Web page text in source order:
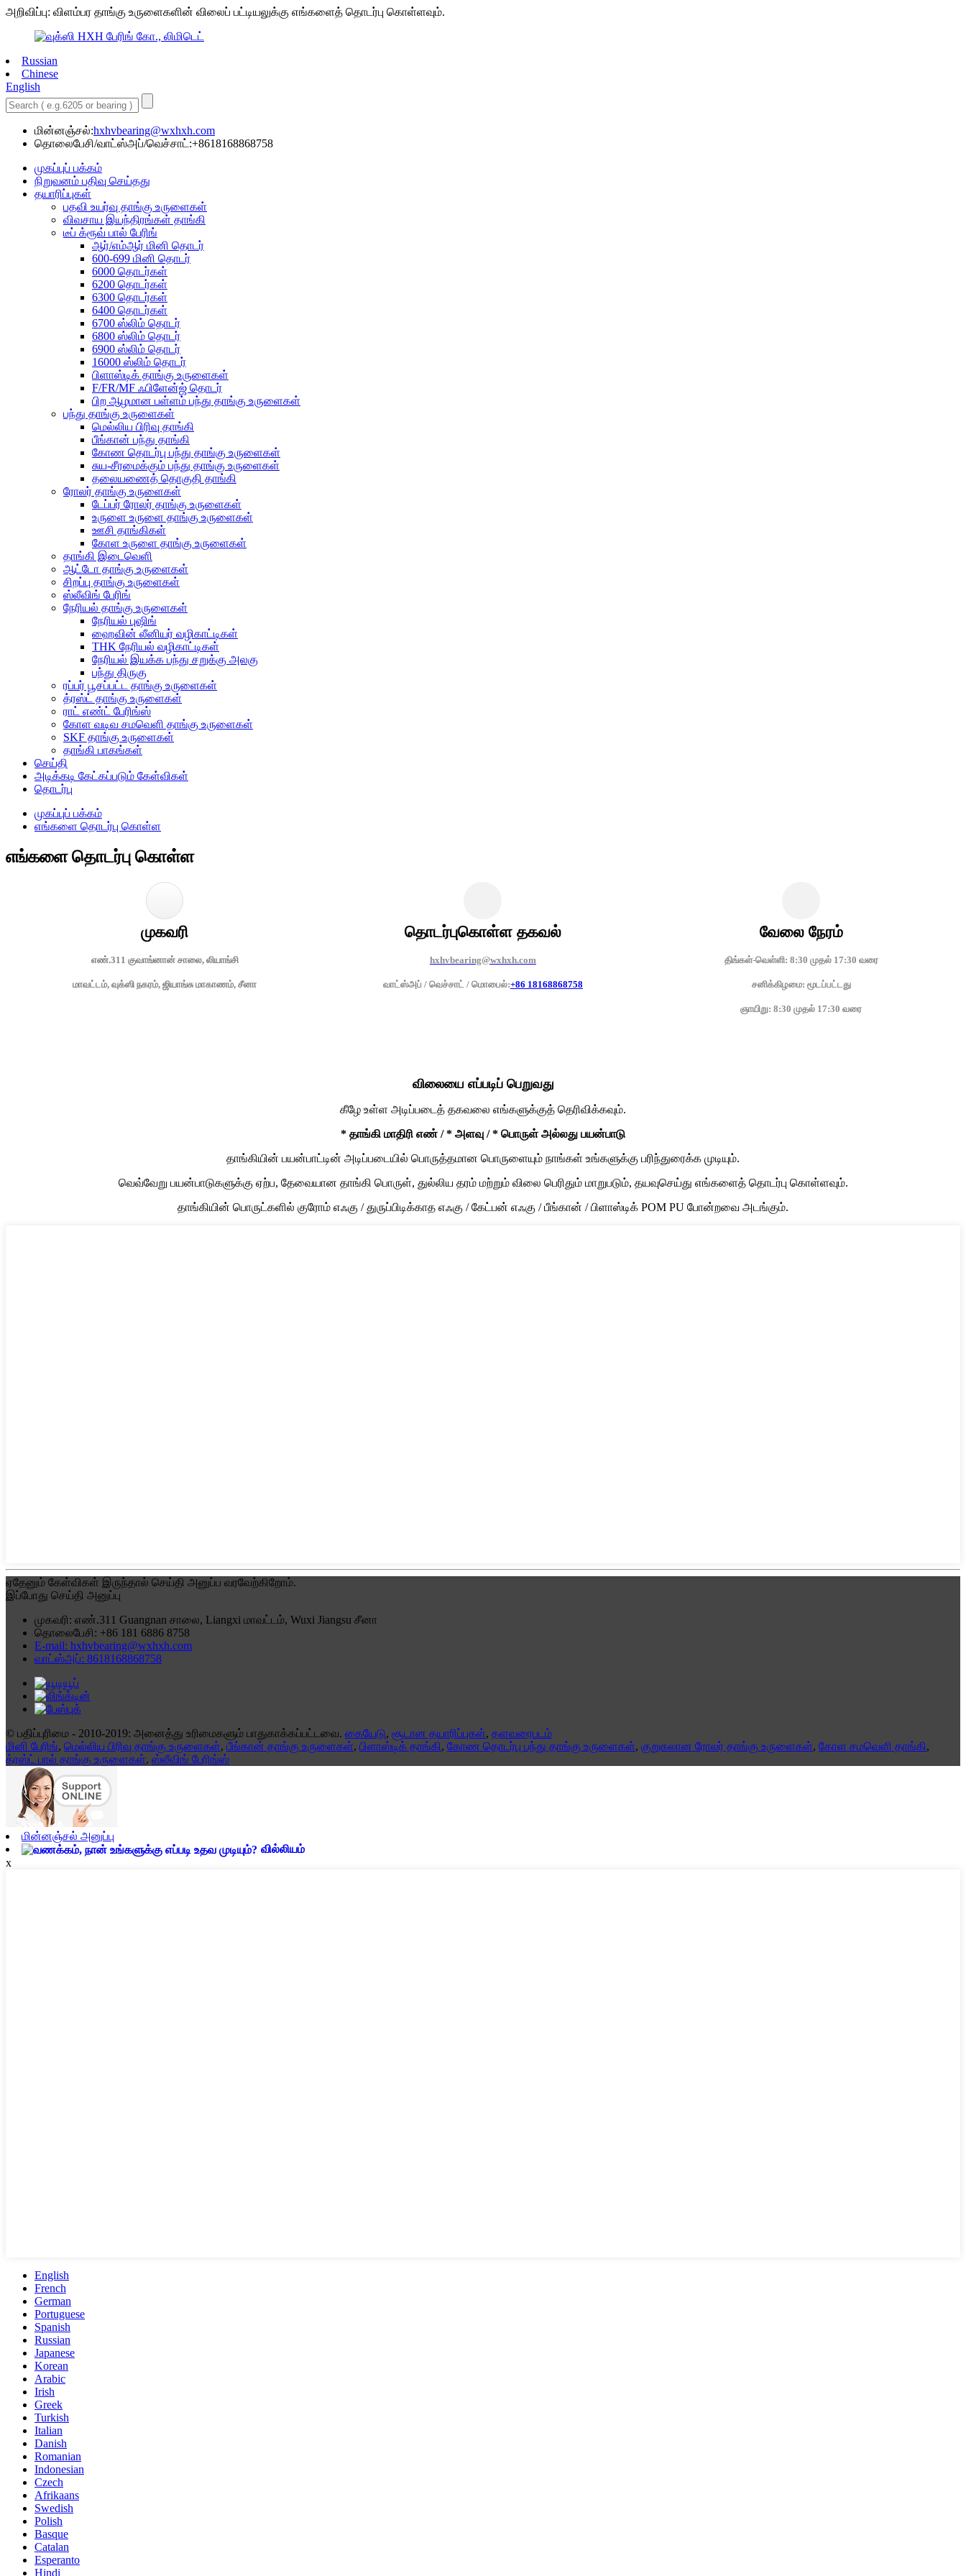
அறிவிப்பு: விளம்பர தாங்கு உருளைகளின் விலைப் பட்டியலுக்கு எங்களைத் தொடர்பு கொள்ளவும்.
Russian
Chinese
English
மின்னஞ்சல்:hxhvbearing@wxhxh.com
தொலைபேசி/வாட்ஸ்அப்/வெச்சாட்:+8618168868758
முகப்புப் பக்கம்
நிறுவனம் பதிவு செய்தது
தயாரிப்புகள்
பதவி உயர்வு தாங்கு உருளைகள்
விவசாய இயந்திரங்கள் தாங்கி
டீப் க்ரூவ் பால் பேரிங்
ஆர்/எம்ஆர் மினி தொடர்
600-699 மினி தொடர்
6000 தொடர்கள்
6200 தொடர்கள்
6300 தொடர்கள்
6400 தொடர்கள்
6700 ஸ்லிம் தொடர்
6800 ஸ்லிம் தொடர்
6900 ஸ்லிம் தொடர்
16000 ஸ்லிம் தொடர்
பிளாஸ்டிக் தாங்கு உருளைகள்
F/FR/MF ஃபிளேன்ஜ் தொடர்
பிற ஆழமான பள்ளம் பந்து தாங்கு உருளைகள்
பந்து தாங்கு உருளைகள்
மெல்லிய பிரிவு தாங்கி
பீங்கான் பந்து தாங்கி
கோண தொடர்பு பந்து தாங்கு உருளைகள்
சுய-சீரமைக்கும் பந்து தாங்கு உருளைகள்
தலையணைத் தொகுதி தாங்கி
ரோலர் தாங்கு உருளைகள்
டேப்பர் ரோலர் தாங்கு உருளைகள்
உருளை உருளை தாங்கு உருளைகள்
ஊசி தாங்கிகள்
கோள உருளை தாங்கு உருளைகள்
தாங்கி இடைவெளி
ஆட்டோ தாங்கு உருளைகள்
சிறப்பு தாங்கு உருளைகள்
ஸ்லீவிங் பேரிங்
நேரியல் தாங்கு உருளைகள்
நேரியல் புஷிங்
ஹைவின் லீனியர் வழிகாட்டிகள்
THK நேரியல் வழிகாட்டிகள்
நேரியல் இயக்க பந்து சறுக்கு அலகு
பந்து திருகு
ரப்பர் பூசப்பட்ட தாங்கு உருளைகள்
த்ரஸ்ட் தாங்கு உருளைகள்
ராட் எண்ட் பேரிங்ஸ்
கோள வடிவ சமவெளி தாங்கு உருளைகள்
SKF தாங்கு உருளைகள்
தாங்கி பாகங்கள்
செய்தி
அடிக்கடி கேட்கப்படும் கேள்விகள்
தொடர்பு
முகப்புப் பக்கம்
எங்களை தொடர்பு கொள்ள
எங்களை தொடர்பு கொள்ள
முகவரி
எண்.311 குவாங்னான் சாலை, லியாங்சி
மாவட்டம், வுக்ஸி நகரம், ஜியாங்சு மாகாணம், சீனா
தொடர்புகொள்ள தகவல்
hxhvbearing@wxhxh.com
வாட்ஸ்அப் / வெச்சாட் / மொபைல்:+86 18168868758
வேலை நேரம்
திங்கள்-வெள்ளி: 8:30 முதல் 17:30 வரை
சனிக்கிழமை: மூடப்பட்டது
ஞாயிறு: 8:30 முதல் 17:30 வரை
விலையை எப்படிப் பெறுவது
கீழே உள்ள அடிப்படைத் தகவலை எங்களுக்குத் தெரிவிக்கவும்.
* தாங்கி மாதிரி எண் / * அளவு / * பொருள் அல்லது பயன்பாடு
தாங்கியின் பயன்பாட்டின் அடிப்படையில் பொருத்தமான பொருளையும் நாங்கள் உங்களுக்கு பரிந்துரைக்க முடியும்.
வெவ்வேறு பயன்பாடுகளுக்கு ஏற்ப, தேவையான தாங்கி பொருள், துல்லிய தரம் மற்றும் விலை பெரிதும் மாறுபடும், தயவுசெய்து எங்களைத் தொடர்பு கொள்ளவும்.
தாங்கியின் பொருட்களில் குரோம் எஃகு / துருப்பிடிக்காத எஃகு / கேட்பன் எஃகு / பீங்கான் / பிளாஸ்டிக் POM PU போன்றவை அடங்கும்.
ஏதேனும் கேள்விகள் இருந்தால் செய்தி அனுப்ப வரவேற்கிறோம்.
இப்போது செய்தி அனுப்பு
முகவரி: எண்.311 Guangnan சாலை, Liangxi மாவட்டம், Wuxi Jiangsu சீனா
தொலைபேசி: +86 181 6886 8758
E-mail: hxhvbearing@wxhxh.com
வாட்ஸ்அப்: 8618168868758
© பதிப்புரிமை - 2010-2019: அனைத்து உரிமைகளும் பாதுகாக்கப்பட்டவை. கையேடு, சூடான தயாரிப்புகள், தளவரைபடம்
மினி பேரிங், மெல்லிய பிரிவு தாங்கு உருளைகள், பீங்கான் தாங்கு உருளைகள், பிளாஸ்டிக் தாங்கி, கோண தொடர்பு பந்து தாங்கு உருளைகள், குறுகலான ரோலர் தாங்கு உருளைகள், கோள சமவெளி தாங்கி,
த்ரஸ்ட் பால் தாங்கு உருளைகள், ஸ்லீவிங் பேரிங்ஸ்
மின்னஞ்சல் அனுப்பு
வில்லியம்
x
English
French
German
Portuguese
Spanish
Russian
Japanese
Korean
Arabic
Irish
Greek
Turkish
Italian
Danish
Romanian
Indonesian
Czech
Afrikaans
Swedish
Polish
Basque
Catalan
Esperanto
Hindi